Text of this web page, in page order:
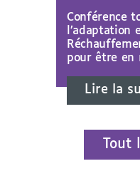
Conférence
l’adaptation
pour être en
Lire la
Tout